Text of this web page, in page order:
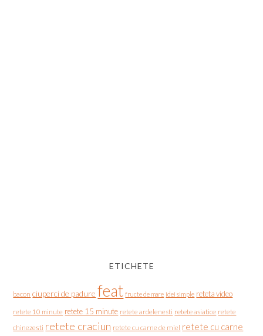
ETICHETE
bacon ciuperci de padure feat fructe de mare idei simple reteta video
retete 10 minute retete 15 minute retete ardelenesti retete asiatice retete
chinezesti retete craciun retete cu carne de miel retete cu carne